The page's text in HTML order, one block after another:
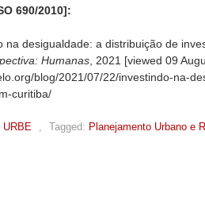
690/2010]:
na desigualdade: a distribuição de
Humanas, 2021 [viewed 09
blog/2021/07/22/investindo-na-
curitiba/
URBE , Tagged: Planejamento Urbano e